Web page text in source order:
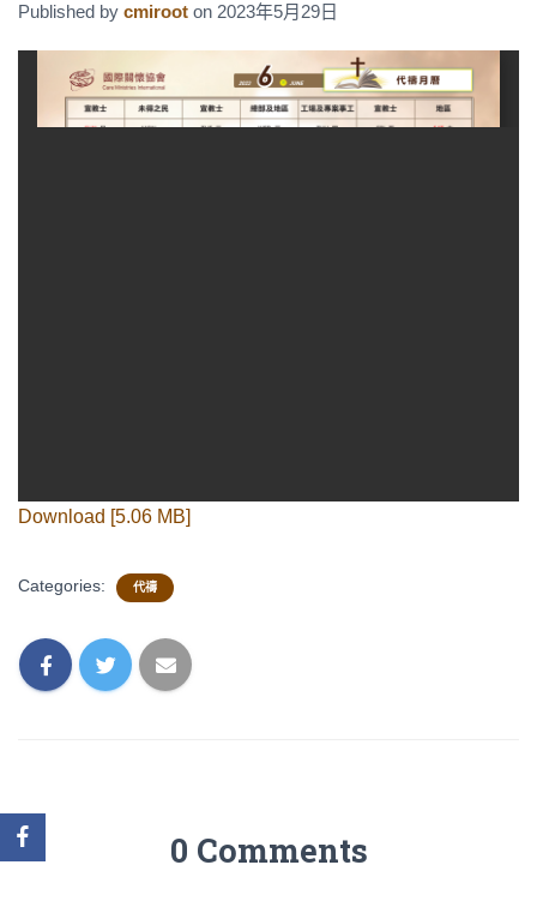
Published by cmiroot on 2023年5月29日
Download [5.06 MB]
Categories: 代禱
0 Comments